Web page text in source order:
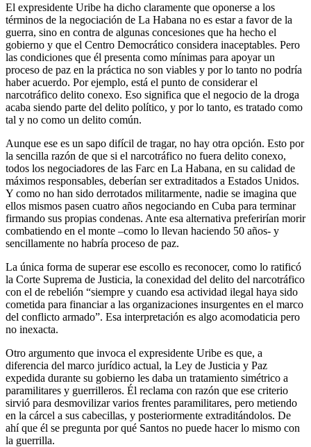
El expresidente Uribe ha dicho claramente que oponerse a los
términos de la negociación de La Habana no es estar a favor de la
guerra, sino en contra de algunas concesiones que ha hecho el
gobierno y que el Centro Democrático considera inaceptables. Pero
las condiciones que él presenta como mínimas para apoyar un
proceso de paz en la práctica no son viables y por lo tanto no podría
haber acuerdo. Por ejemplo, está el punto de considerar el
narcotráfico delito conexo. Eso significa que el negocio de la droga
acaba siendo parte del delito político, y por lo tanto, es tratado como
tal y no como un delito común.
Aunque ese es un sapo difícil de tragar, no hay otra opción. Esto por
la sencilla razón de que si el narcotráfico no fuera delito conexo,
todos los negociadores de las Farc en La Habana, en su calidad de
máximos responsables, deberían ser extraditados a Estados Unidos.
Y como no han sido derrotados militarmente, nadie se imagina que
ellos mismos pasen cuatro años negociando en Cuba para terminar
firmando sus propias condenas. Ante esa alternativa preferirían morir
combatiendo en el monte –como lo llevan haciendo 50 años- y
sencillamente no habría proceso de paz.
La única forma de superar ese escollo es reconocer, como lo ratificó
la Corte Suprema de Justicia, la conexidad del delito del narcotráfico
con el de rebelión “siempre y cuando esa actividad ilegal haya sido
cometida para financiar a las organizaciones insurgentes en el marco
del conflicto armado”. Esa interpretación es algo acomodaticia pero
no inexacta.
Otro argumento que invoca el expresidente Uribe es que, a
diferencia del marco jurídico actual, la Ley de Justicia y Paz
expedida durante su gobierno les daba un tratamiento simétrico a
paramilitares y guerrilleros. Él reclama con razón que ese criterio
sirvió para desmovilizar varios frentes paramilitares, pero metiendo
en la cárcel a sus cabecillas, y posteriormente extraditándolos. De
ahí que él se pregunta por qué Santos no puede hacer lo mismo con
la guerrilla.